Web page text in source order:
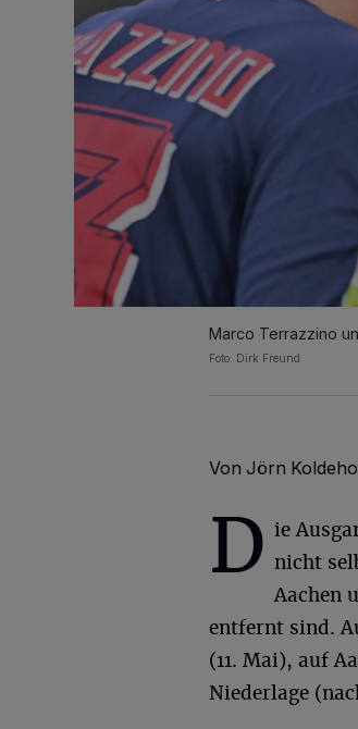
Marco Terrazzino
Foto: Dirk Freund
Von Jörn
D ie
nicht
Aachen
entfernt sind.
(11. Mai), auf
Niederlage